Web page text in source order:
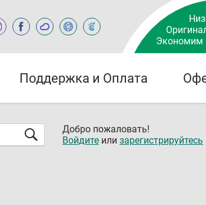
Экономим
Поддержка и Оплата
Добро пожаловать!
Войдите или зарегистрируйтесь